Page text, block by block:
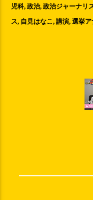
児科,政治,政治ジャーナリ
ス, 自見はなこ,講演,選挙